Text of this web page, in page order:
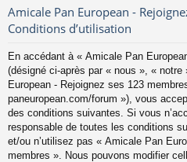
s
Amicale Pan European -
Conditions d’utilisation
En accédant à « Amicale Pan
(désigné ci-après par « nous », «
European - Rejoignez ses 123
paneuropean.com/forum »), vous
des conditions suivantes. Si vous
responsable de toutes les conditions
et/ou n’utilisez pas « Amicale Pan
membres ». Nous pouvons modifier